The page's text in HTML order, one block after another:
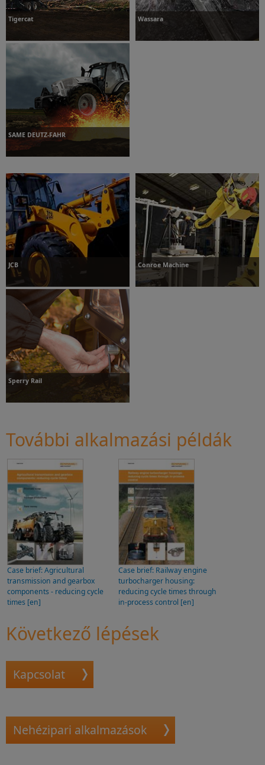
Tigercat
További információk
Wassara
SAME DEUTZ-FAHR
További információk
JCB
További információk
Conroe Machine
Sperry Rail
További információk
További alkalmazási példák
Case brief: Agricultural
transmission and gearbox
components - reducing cycle
times [en]
Case brief: Railway engine
turbocharger housing:
reducing cycle times through
in-process control [en]
Következő lépések
Kapcsolat
Nehézipari alkalmazások